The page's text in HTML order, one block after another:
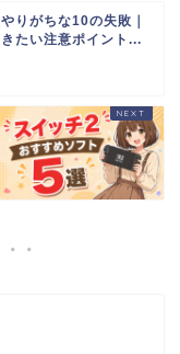
りがちな10の失敗｜
たい注意ポイント...